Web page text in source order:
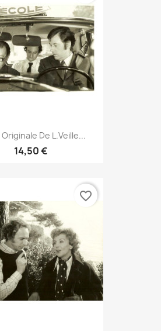
De L.Veille...
14,50 €
favorite_border